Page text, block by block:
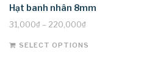
Hạt banh nhân 8mm
31,000₫ – 220,000₫
SELECT OPTIONS